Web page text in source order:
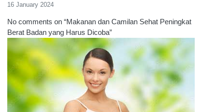
16 January 2024
No comments on “Makanan dan Camilan Sehat Peningkat
Berat Badan yang Harus Dicoba”